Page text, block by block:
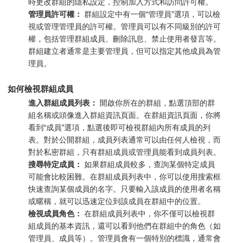
時更改群組的隱私設定，控制加入方式和訪問許可權。
管理員許可權： 群組設定中有一個“管理員”選項，可以檢
視或管理管理員的許可權。管理員可以有不同級別的許可
權，包括管理群組成員、刪除訊息、禁止使用者發言等。
群組建立者通常是主要管理員，但可以指定其他成員為管
理員。
如何檢視群組成員
進入群組成員列表：
開啟你所在的群組，點選頂部的群
組名稱或頭像進入群組資訊頁面。在群組資訊頁面，你將
看到“成員”選項，點選後即可檢視群組內所有成員的列
表。對於公開群組，成員列表通常可以由任何人檢視，而
對於私密群組，只有群組成員或管理員能看到成員列表。
搜尋特定成員： 如果群組成員較多，查詢某個特定成員
可能會比較困難。在群組成員列表中，你可以使用搜索框
快速查詢某個成員的名字。只要輸入該成員的使用者名稱
或暱稱，就可以迅速定位到該成員在群組中的位置。
檢視成員角色： 在群組成員列表中，你不僅可以檢視群
組成員的基本資訊，還可以看到他們在群組中的角色（如
管理員、成員等）。管理員會有一個特別的標識，通常會